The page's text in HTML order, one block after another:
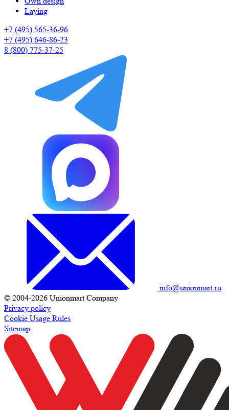
Laying
+7 (495) 565-36-96
+7 (495) 646-86-23
8 (800) 775-37-25
info@unionmart.ru
© 2004-2026 Unionmart Company
Privacy policy
Cookie Usage Rules
Sitemap